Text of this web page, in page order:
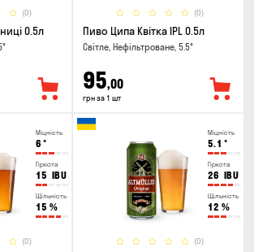
(0)
0.5л
(0)
Пиво Ципа Квітка IPL 0.5л
Світле, Нефільтроване, 5.5°
95,00
грн за 1 шт
Міцність
6 °
Гіркота
15 IBU
Щільність
15 %
(0)
Міцність
5.1 °
Гіркота
26 IBU
Щільність
12 %
(0)